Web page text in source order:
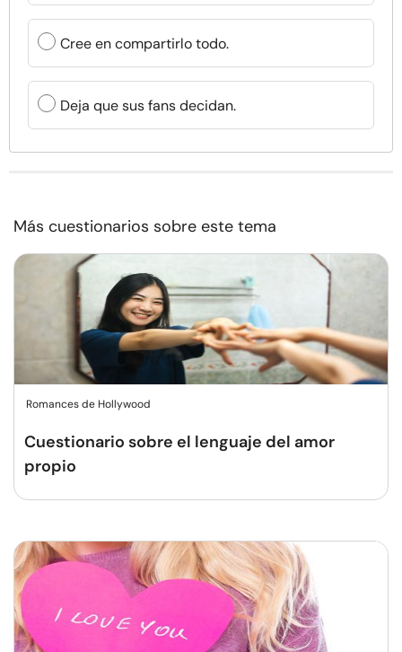
Cree en compartirlo todo.
Deja que sus fans decidan.
Más cuestionarios sobre este tema
Romances de Hollywood
Cuestionario sobre el lenguaje del amor
propio